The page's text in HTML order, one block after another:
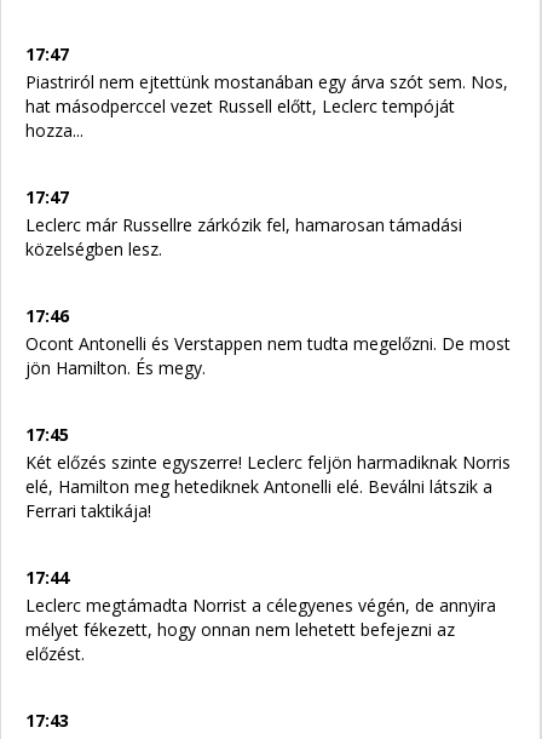
17:47
Piastriról nem ejtettünk mostanában egy árva szót sem. Nos,
hat másodperccel vezet Russell előtt, Leclerc tempóját
hozza...
17:47
Leclerc már Russellre zárkózik fel, hamarosan támadási
közelségben lesz.
17:46
Ocont Antonelli és Verstappen nem tudta megelőzni. De most
jön Hamilton. És megy.
17:45
Két előzés szinte egyszerre! Leclerc feljön harmadiknak Norris
elé, Hamilton meg hetediknek Antonelli elé. Beválni látszik a
Ferrari taktikája!
17:44
Leclerc megtámadta Norrist a célegyenes végén, de annyira
mélyet fékezett, hogy onnan nem lehetett befejezni az
előzést.
17:43